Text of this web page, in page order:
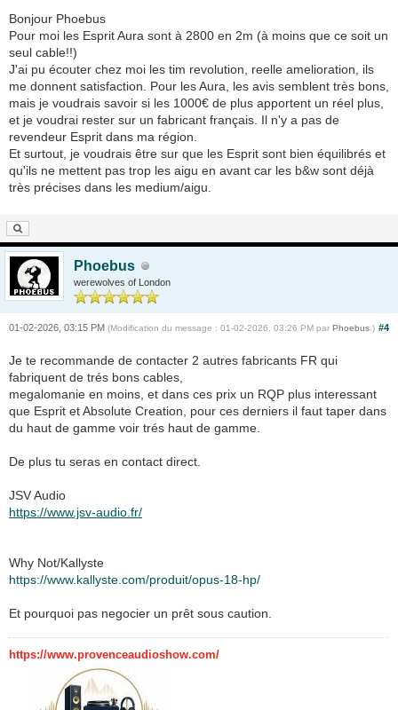
Bonjour Phoebus
Pour moi les Esprit Aura sont à 2800 en 2m (à moins que ce soit un
seul cable!!)
J'ai pu écouter chez moi les tim revolution, reelle amelioration, ils
me donnent satisfaction. Pour les Aura, les avis semblent très bons,
mais je voudrais savoir si les 1000€ de plus apportent un réel plus,
et je voudrai rester sur un fabricant français. Il n'y a pas de
revendeur Esprit dans ma région.
Et surtout, je voudrais être sur que les Esprit sont bien équilibrés et
qu'ils ne mettent pas trop les aigu en avant car les b&w sont déjà
très précises dans les medium/aigu.
Phoebus
werewolves of London
#4
01-02-2026, 03:15 PM (Modification du message : 01-02-2026, 03:26 PM par Phoebus .)
Je te recommande de contacter 2 autres fabricants FR qui
fabriquent de trés bons cables,
megalomanie en moins, et dans ces prix un RQP plus interessant
que Esprit et Absolute Creation, pour ces derniers il faut taper dans
du haut de gamme voir trés haut de gamme.
De plus tu seras en contact direct.
JSV Audio
https://www.jsv-audio.fr/
Why Not/Kallyste
https://www.kallyste.com/produit/opus-18-hp/
Et pourquoi pas negocier un prêt sous caution.
https://www.provenceaudioshow.com/